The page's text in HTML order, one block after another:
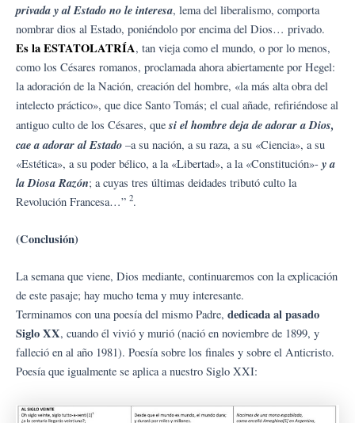
privada y al Estado no le interesa, lema del liberalismo, comporta
nombrar dios al Estado, poniéndolo por encima del Dios… privado.
Es la ESTATOLATRÍA, tan vieja como el mundo, o por lo menos,
como los Césares romanos, proclamada ahora abiertamente por Hegel:
la adoración de la Nación, creación del hombre, «la más alta obra del
intelecto práctico», que dice Santo Tomás; el cual añade, refiriéndose al
antiguo culto de los Césares, que si el hombre deja de adorar a Dios,
cae a adorar al Estado –a su nación, a su raza, a su «Ciencia», a su
«Estética», a su poder bélico, a la «Libertad», a la «Constitución»- y a
la Diosa Razón; a cuyas tres últimas deidades tributó culto la
Revolución Francesa…” 2.
(Conclusión)
La semana que viene, Dios mediante, continuaremos con la explicación
de este pasaje; hay mucho tema y muy interesante.
Terminamos con una poesía del mismo Padre, dedicada al pasado
Siglo XX, cuando él vivió y murió (nació en noviembre de 1899, y
falleció en al año 1981). Poesía sobre los finales y sobre el Anticristo.
Poesía que igualmente se aplica a nuestro Siglo XXI: